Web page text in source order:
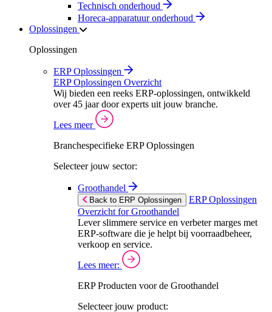
Technisch onderhoud
Horeca-apparatuur onderhoud
Oplossingen
Oplossingen
ERP Oplossingen
ERP Oplossingen Overzicht
Wij bieden een reeks ERP-oplossingen, ontwikkeld
over 45 jaar door experts uit jouw branche.
Lees meer
Branchespecifieke ERP Oplossingen
Selecteer jouw sector:
Groothandel
Back to ERP Oplossingen
ERP Oplossingen
Overzicht for Groothandel
Lever slimmere service en verbeter marges met
ERP-software die je helpt bij voorraadbeheer,
verkoop en service.
Lees meer:
ERP Producten voor de Groothandel
Selecteer jouw product: